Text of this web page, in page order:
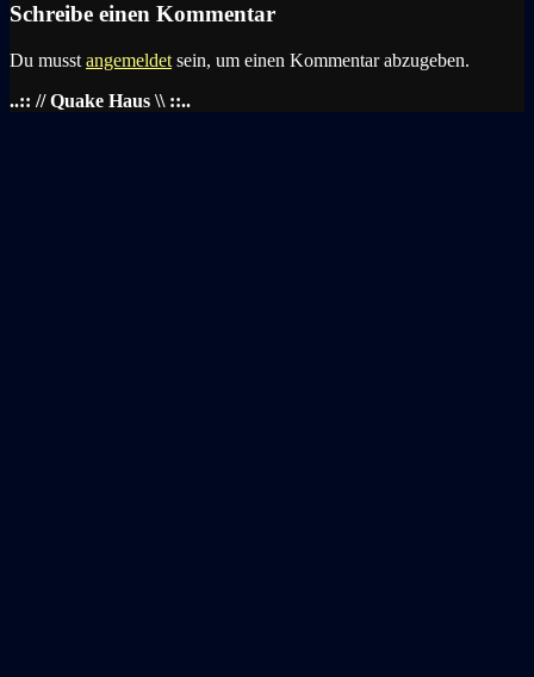
Schreibe einen Kommentar
Du musst angemeldet sein, um einen Kommentar abzugeben.
..:: // Quake Haus \\ ::..